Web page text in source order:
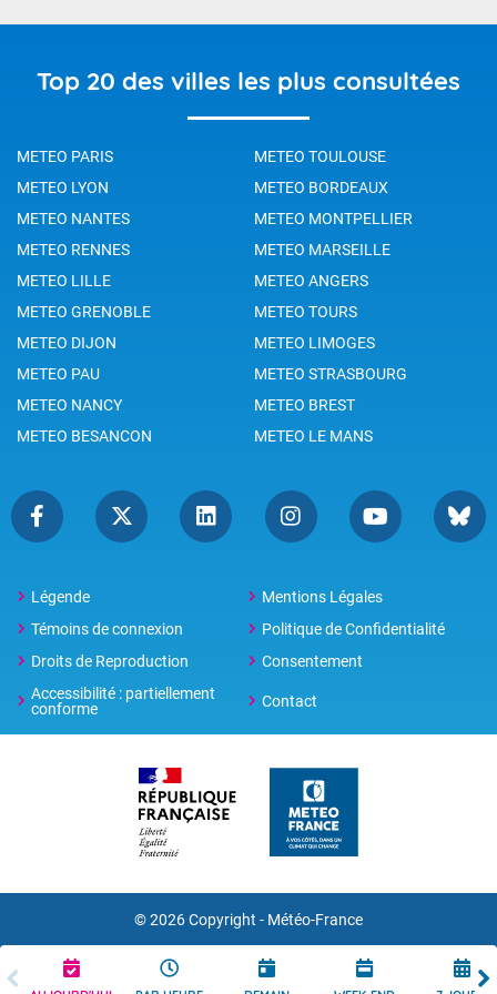
Top 20 des villes les plus consultées
METEO PARIS
METEO TOULOUSE
METEO LYON
METEO BORDEAUX
METEO NANTES
METEO MONTPELLIER
METEO RENNES
METEO MARSEILLE
METEO LILLE
METEO ANGERS
METEO GRENOBLE
METEO TOURS
METEO DIJON
METEO LIMOGES
METEO PAU
METEO STRASBOURG
METEO NANCY
METEO BREST
METEO BESANCON
METEO LE MANS
Légende
Mentions Légales
Témoins de connexion
Politique de Confidentialité
Droits de Reproduction
Consentement
Accessibilité : partiellement
conforme
Contact
© 2026 Copyright - Météo-France